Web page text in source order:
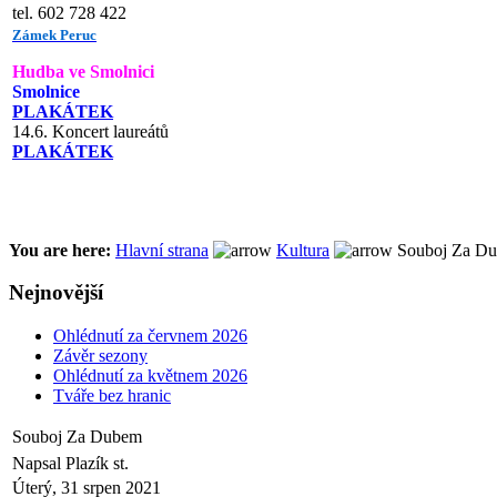
tel. 602 728 422
Zámek Peruc
Hudba ve Smolnici
Smolnice
PLAKÁTEK
14.6. Koncert laureátů
PLAKÁTEK
You are here: Hlavní strana Kultura Souboj Za
Nejnovější
Ohlédnutí za červnem 2026
Závěr sezony
Ohlédnutí za květnem 2026
Tváře bez hranic
Souboj Za Dubem
Napsal Plazík st.
Úterý, 31 srpen 2021